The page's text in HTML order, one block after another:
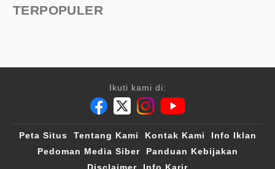
TERPOPULER
Ikuti kami di:
Peta Situs Tentang Kami Kontak Kami
Info Iklan
Pedoman Media Siber
Panduan Kebijakan